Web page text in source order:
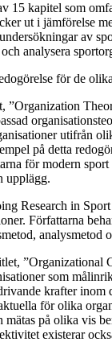
15 kapitel som
ut i jämförelse
av
analysera
för de
”Organization
utifrån
på detta
för modern
upplägg.
Research in
Författarna
analysmetod
”Organizational
som
krafter inom
för olika
mätas på olika vis
existerar